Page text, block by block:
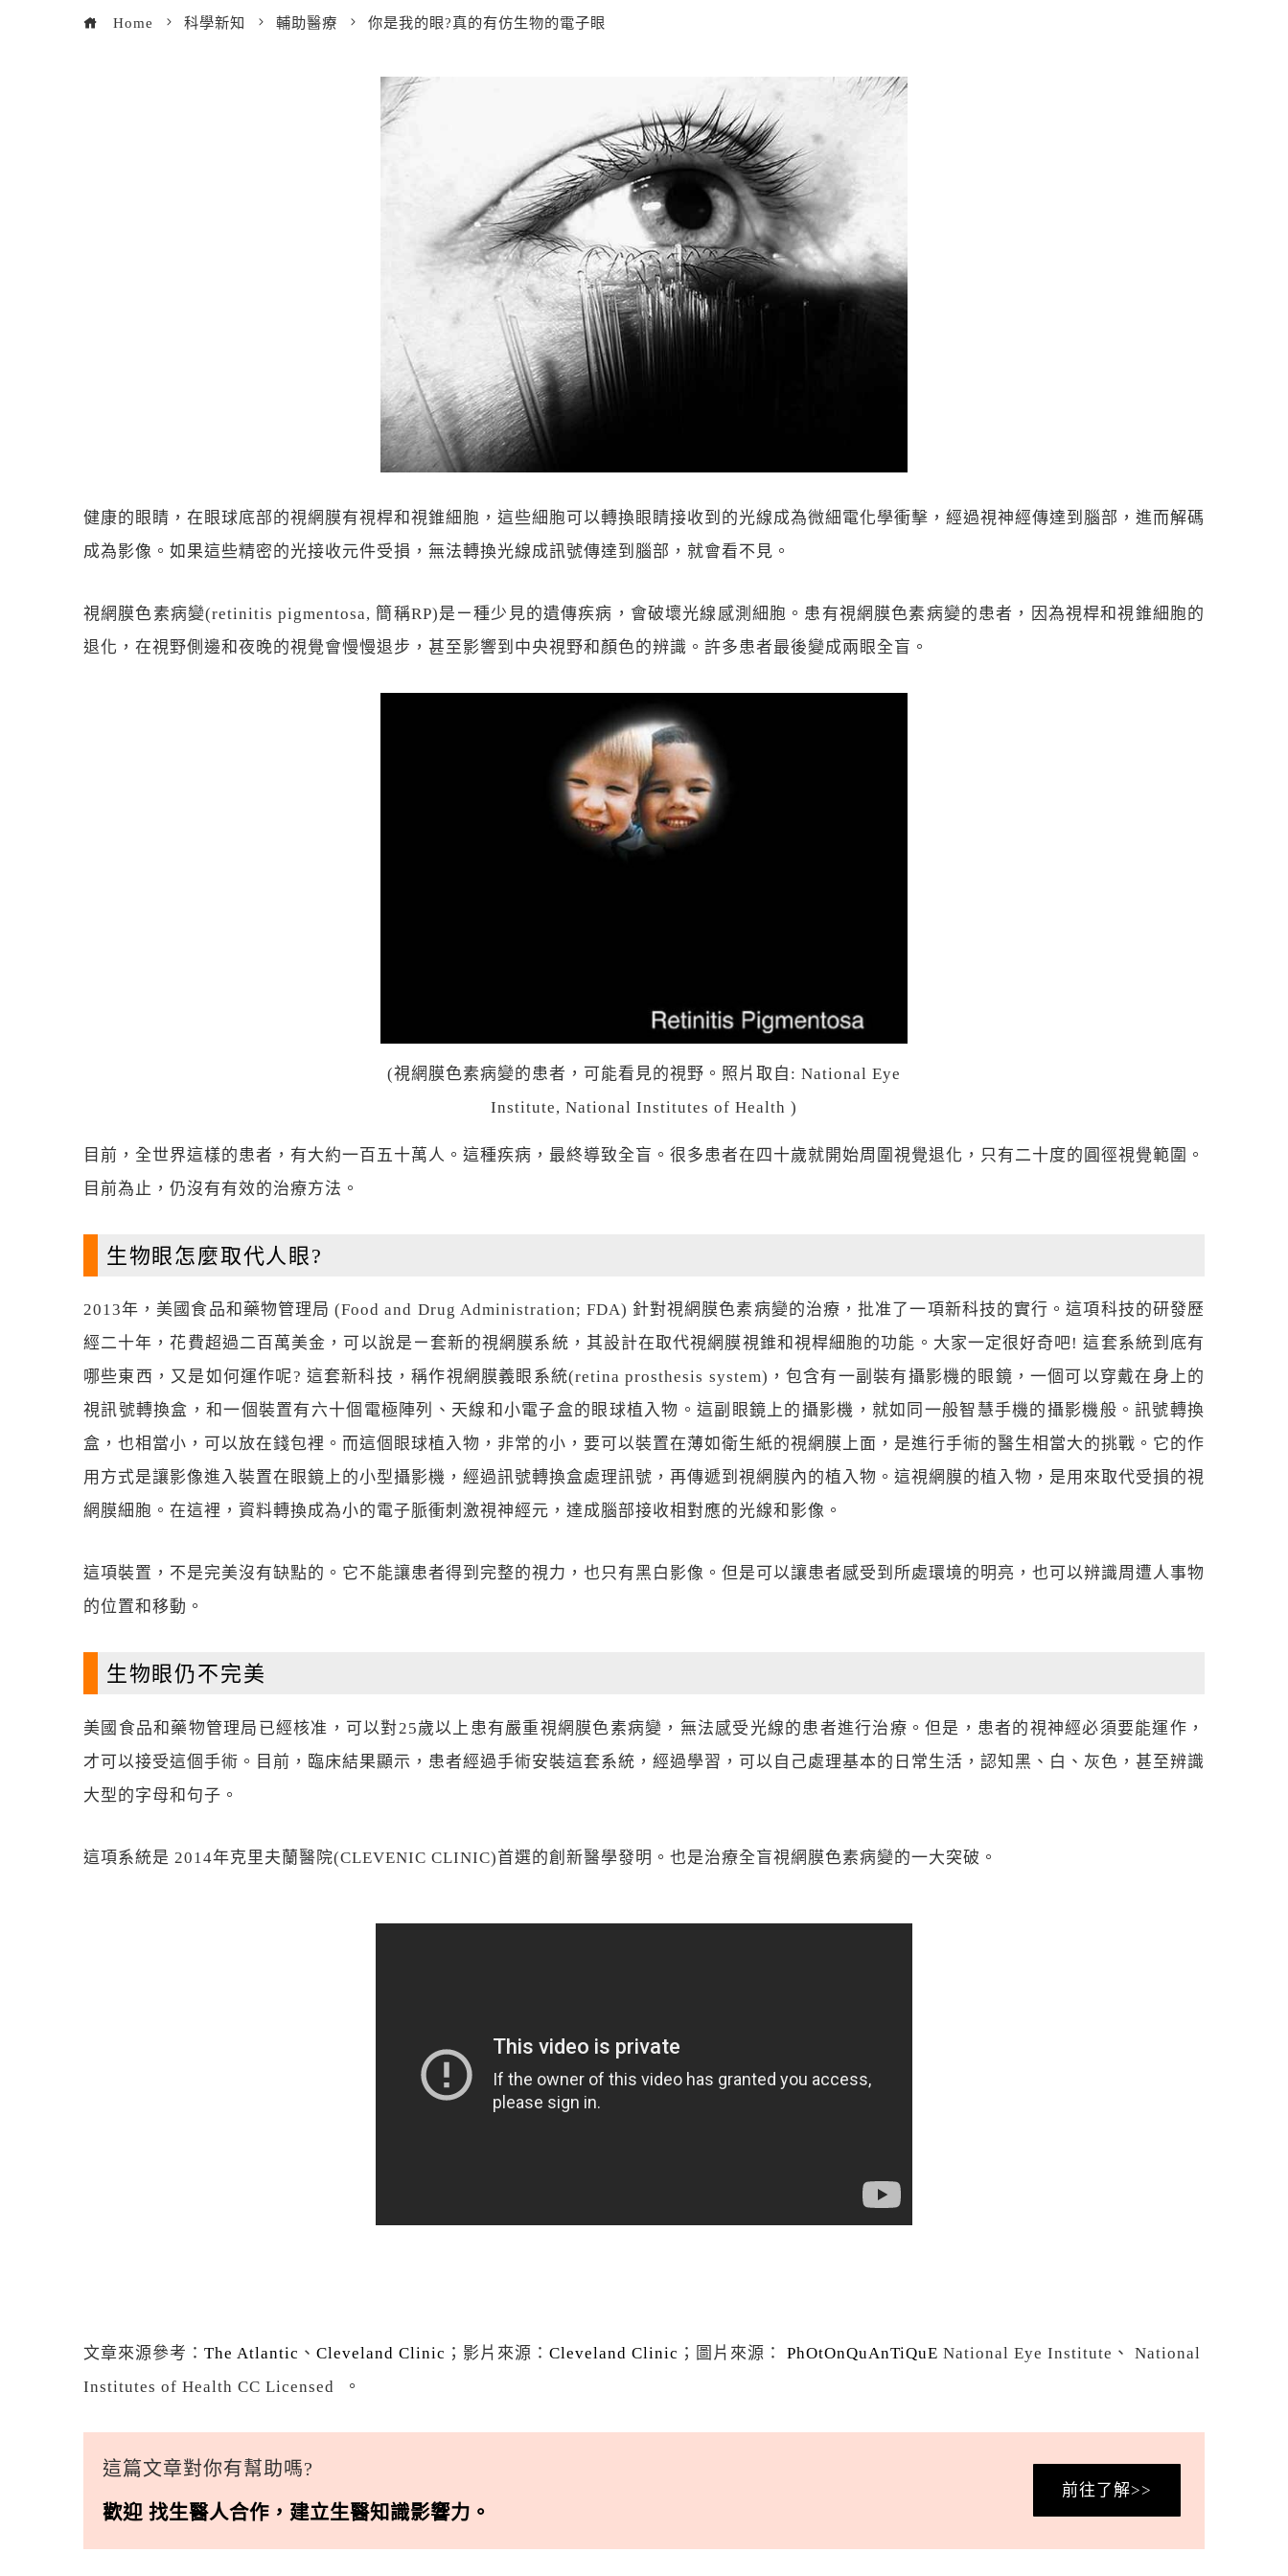
Home 科學新知 輔助醫療 你是我的眼?真的有仿生物的電子眼
健康的眼睛，在眼球底部的視網膜有視桿和視錐細胞，這些細胞可以轉換眼睛接收到的光線成為微細電化學衝擊，經過視神經傳達到腦部，進而解碼
成為影像。如果這些精密的光接收元件受損，無法轉換光線成訊號傳達到腦部，就會看不見。
視網膜色素病變(retinitis pigmentosa, 簡稱RP)是ㄧ種少見的遺傳疾病，會破壞光線感測細胞。患有視網膜色素病變的患者，因為視桿和視錐細胞的
退化，在視野側邊和夜晚的視覺會慢慢退步，甚至影響到中央視野和顏色的辨識。許多患者最後變成兩眼全盲。
(視網膜色素病變的患者，可能看見的視野。照片取自: National Eye
Institute, National Institutes of Health )
目前，全世界這樣的患者，有大約一百五十萬人。這種疾病，最終導致全盲。很多患者在四十歲就開始周圍視覺退化，只有二十度的圓徑視覺範圍。
目前為止，仍沒有有效的治療方法。
生物眼怎麼取代人眼?
2013年，美國食品和藥物管理局 (Food and Drug Administration; FDA) 針對視網膜色素病變的治療，批准了一項新科技的實行。這項科技的研發歷
經二十年，花費超過二百萬美金，可以說是ㄧ套新的視網膜系統，其設計在取代視網膜視錐和視桿細胞的功能。大家一定很好奇吧! 這套系統到底有
哪些東西，又是如何運作呢? 這套新科技，稱作視網膜義眼系統(retina prosthesis system)，包含有一副裝有攝影機的眼鏡，一個可以穿戴在身上的
視訊號轉換盒，和一個裝置有六十個電極陣列、天線和小電子盒的眼球植入物。這副眼鏡上的攝影機，就如同一般智慧手機的攝影機般。訊號轉換
盒，也相當小，可以放在錢包裡。而這個眼球植入物，非常的小，要可以裝置在薄如衛生紙的視網膜上面，是進行手術的醫生相當大的挑戰。它的作
用方式是讓影像進入裝置在眼鏡上的小型攝影機，經過訊號轉換盒處理訊號，再傳遞到視網膜內的植入物。這視網膜的植入物，是用來取代受損的視
網膜細胞。在這裡，資料轉換成為小的電子脈衝刺激視神經元，達成腦部接收相對應的光線和影像。
這項裝置，不是完美沒有缺點的。它不能讓患者得到完整的視力，也只有黑白影像。但是可以讓患者感受到所處環境的明亮，也可以辨識周遭人事物
的位置和移動。
生物眼仍不完美
美國食品和藥物管理局已經核准，可以對25歲以上患有嚴重視網膜色素病變，無法感受光線的患者進行治療。但是，患者的視神經必須要能運作，
才可以接受這個手術。目前，臨床結果顯示，患者經過手術安裝這套系統，經過學習，可以自己處理基本的日常生活，認知黑、白、灰色，甚至辨識
大型的字母和句子。
這項系統是 2014年克里夫蘭醫院(CLEVENIC CLINIC)首選的創新醫學發明。也是治療全盲視網膜色素病變的一大突破。
文章來源參考： The Atlantic 、 Cleveland Clinic ；影片來源： Cleveland Clinic ；圖片來源： PhOtOnQuAnTiQuE National Eye Institute、 National
Institutes of Health CC Licensed 。
這篇文章對你有幫助嗎?
歡迎 找生醫人合作 ， 建立生醫知識影響力。
前往了解>>